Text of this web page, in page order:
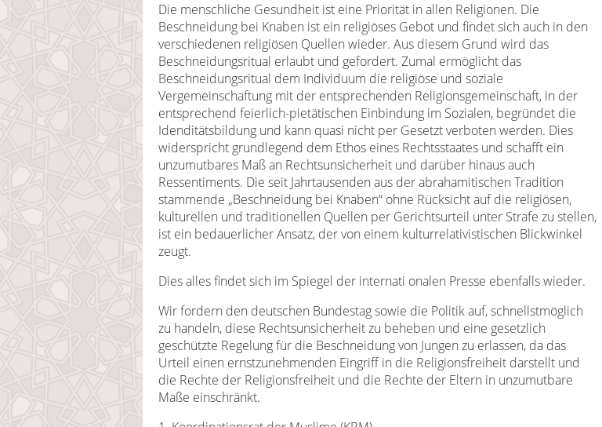
Die menschliche Gesundheit ist eine Priorität in allen Religionen. Die
Beschneidung bei Knaben ist ein religiöses Gebot und findet sich auch in den
verschiedenen religiösen Quellen wieder. Aus diesem Grund wird das
Beschneidungsritual erlaubt und gefordert. Zumal ermöglicht das
Beschneidungsritual dem Individuum die religiöse und soziale
Vergemeinschaftung mit der entsprechenden Religionsgemeinschaft, in der
entsprechend feierlich-pietätischen Einbindung im Sozialen, begründet die
Idenditätsbildung und kann quasi nicht per Gesetzt verboten werden. Dies
widerspricht grundlegend dem Ethos eines Rechtsstaates und schafft ein
unzumutbares Maß an Rechtsunsicherheit und darüber hinaus auch
Ressentiments. Die seit Jahrtausenden aus der abrahamitischen Tradition
stammende „Beschneidung bei Knaben“ ohne Rücksicht auf die religiösen,
kulturellen und traditionellen Quellen per Gerichtsurteil unter Strafe zu stellen,
ist ein bedauerlicher Ansatz, der von einem kulturrelativistischen Blickwinkel
zeugt.
Dies alles findet sich im Spiegel der internati onalen Presse ebenfalls wieder.
Wir fordern den deutschen Bundestag sowie die Politik auf, schnellstmöglich
zu handeln, diese Rechtsunsicherheit zu beheben und eine gesetzlich
geschützte Regelung für die Beschneidung von Jungen zu erlassen, da das
Urteil einen ernstzunehmenden Eingriff in die Religionsfreiheit darstellt und
die Rechte der Religionsfreiheit und die Rechte der Eltern in unzumutbare
Maße einschränkt.